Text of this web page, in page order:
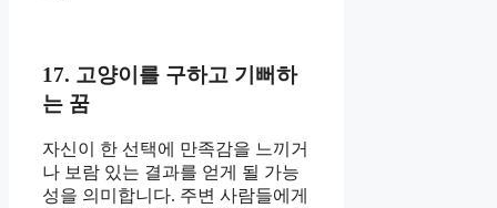
17. 고양이를 구하고 기뻐하
는 꿈
자신이 한 선택에 만족감을 느끼거
나 보람 있는 결과를 얻게 될 가능
성을 의미합니다. 주변 사람들에게